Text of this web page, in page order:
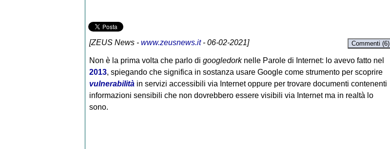
[ZEUS News- www.zeusnews.it- 06-02-2021] Commenti (6)
Non è la prima volta che parlo di googledorknelle Parole di Internet: lo avevo fatto nel
2013, spiegando che significa in sostanza usare Google come strumento per scoprire
vulnerabilitàin servizi accessibili via Internet oppure per trovare documenti contenenti
informazioni sensibili che non dovrebbero essere visibili via Internet ma in realtà lo
sono.